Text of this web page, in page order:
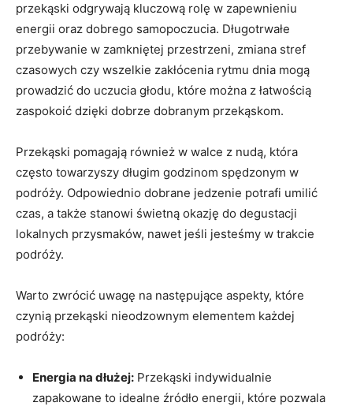
przekąski odgrywają kluczową rolę w zapewnieniu
energii oraz‌ dobrego samopoczucia. Długotrwałe
przebywanie w⁣ zamkniętej przestrzeni, zmiana stref
czasowych czy wszelkie zakłócenia rytmu dnia mogą
prowadzić do ⁤uczucia głodu, które można z łatwością
zaspokoić⁣ dzięki dobrze dobranym⁤ przekąskom.
Przekąski pomagają również w walce z nudą, ⁣która
często towarzyszy długim godzinom spędzonym w
podróży. Odpowiednio dobrane jedzenie ⁤potrafi umilić
czas, a także stanowi świetną okazję ‍do degustacji
lokalnych przysmaków, nawet jeśli jesteśmy w ‍trakcie
podróży.
Warto zwrócić ​uwagę na następujące ⁤aspekty, które
czynią przekąski ⁢nieodzownym elementem każdej​
podróży:
Energia ‍na⁣ dłużej: Przekąski indywidualnie
zapakowane to⁤ idealne źródło⁣ energii, które pozwala